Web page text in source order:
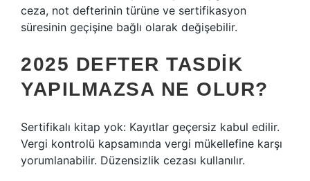
ceza, not defterinin türüne ve sertifikasyon
süresinin geçişine bağlı olarak değişebilir.
2025 DEFTER TASDIK
YAPILMAZSA NE OLUR?
Sertifikalı kitap yok: Kayıtlar geçersiz kabul edilir.
Vergi kontrolü kapsamında vergi mükellefine karşı
yorumlanabilir. Düzensizlik cezası kullanılır.